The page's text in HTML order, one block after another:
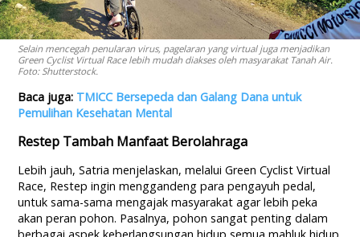
Selain mencegah penularan virus, pagelaran yang virtual juga menjadikan
Green Cyclist Virtual Race lebih mudah diakses oleh masyarakat Tanah Air.
Foto: Shutterstock.
Baca juga: TMICC Bersepeda dan Galang Dana untuk
Pemulihan Kesehatan Mental
Restep Tambah Manfaat Berolahraga
Lebih jauh, Satria menjelaskan, melalui Green Cyclist Virtual
Race, Restep ingin menggandeng para pengayuh pedal,
untuk sama-sama mengajak masyarakat agar lebih peka
akan peran pohon. Pasalnya, pohon sangat penting dalam